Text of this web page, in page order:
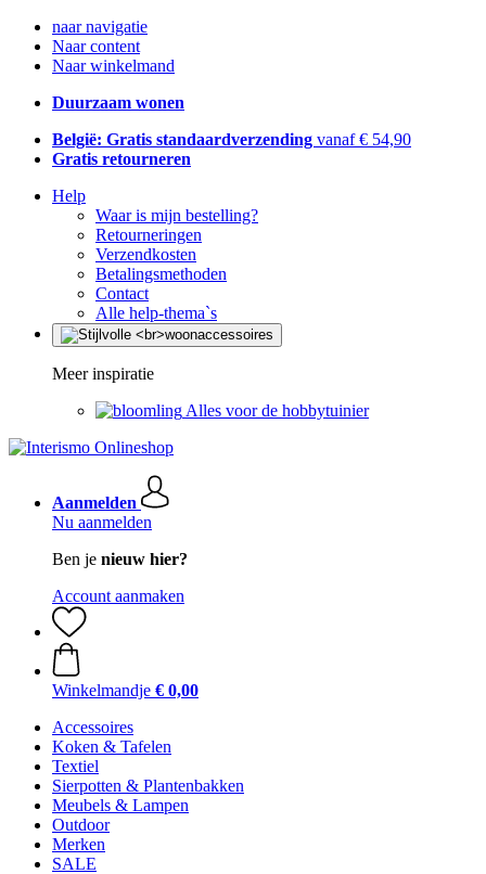
naar navigatie
Naar content
Naar winkelmand
Duurzaam wonen
België: Gratis standaardverzending vanaf € 54,90
Gratis retourneren
Help
Waar is mijn bestelling?
Retourneringen
Verzendkosten
Betalingsmethoden
Contact
Alle help-thema`s
Meer inspiratie
Alles voor de hobbytuinier
Aanmelden
Nu aanmelden
Ben je nieuw hier?
Account aanmaken
Winkelmandje € 0,00
Accessoires
Koken & Tafelen
Textiel
Sierpotten & Plantenbakken
Meubels & Lampen
Outdoor
Merken
SALE